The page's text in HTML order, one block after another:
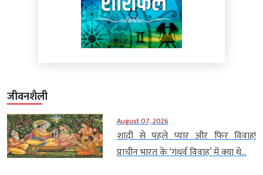
जीवनशैली
August 07, 2026
शादी से पहले प्यार और फिर विवाह!
प्राचीन भारत के ‘गंधर्व विवाह’ में क्या थे...